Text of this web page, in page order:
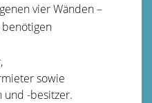
vier Wänden –
sowie
und -besitzer.